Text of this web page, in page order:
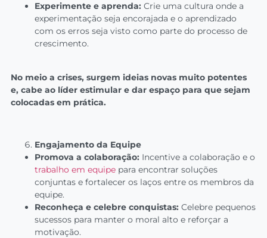
Experimente e aprenda: Crie uma cultura onde a
experimentação seja encorajada e o aprendizado
com os erros seja visto como parte do processo de
crescimento.
No meio a crises, surgem ideias novas muito potentes
e, cabe ao líder estimular e dar espaço para que sejam
colocadas em prática.
Engajamento da Equipe
Promova a colaboração: Incentive a colaboração e o
trabalho em equipe para encontrar soluções
conjuntas e fortalecer os laços entre os membros da
equipe.
Reconheça e celebre conquistas: Celebre pequenos
sucessos para manter o moral alto e reforçar a
motivação.